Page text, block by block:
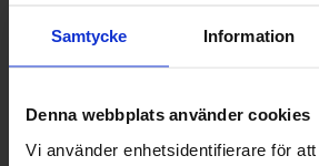
Samtycke Information
Denna webbplats använder cookies
Vi använder enhetsidentifierare för
införtullning i Norge.
Läs mer om att jobba på electrokit